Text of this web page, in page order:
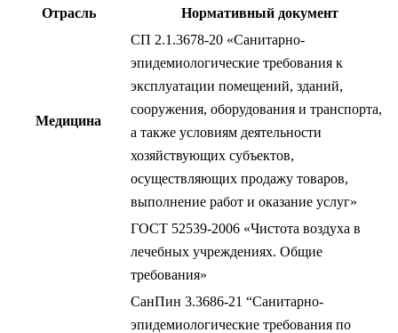
Отрасль Нормативный документ
Медицина
СП 2.1.3678-20 «Санитарно-
эпидемиологические требования к
эксплуатации помещений, зданий,
сооружения, оборудования и транспорта,
а также условиям деятельности
хозяйствующих субъектов,
осуществляющих продажу товаров,
выполнение работ и оказание услуг»
ГОСТ 52539-2006 «Чистота воздуха в
лечебных учреждениях. Общие
требования»
СанПин 3.3686-21 “Санитарно-
эпидемиологические требования по